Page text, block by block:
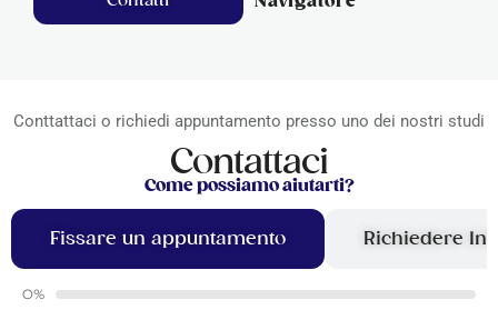
Conttattaci o richiedi appuntamento presso uno dei nostri studi
Contattaci
Come possiamo aiutarti?
Fissare un appuntamento Richiedere
0%